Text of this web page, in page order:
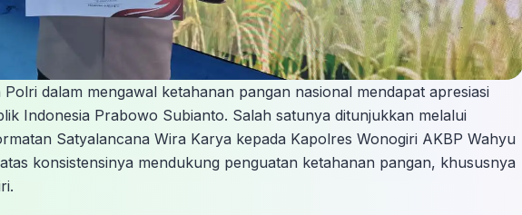
Polri dalam mengawal ketahanan pangan nasional mendapat apresiasi
Indonesia Prabowo Subianto. Salah satunya ditunjukkan melalui
Satyalancana Wira Karya kepada Kapolres Wonogiri AKBP Wahyu
konsistensinya mendukung penguatan ketahanan pangan, khususnya